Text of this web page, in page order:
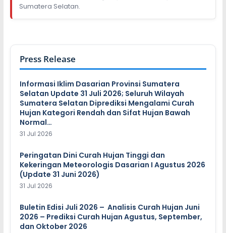
Sumatera Selatan.
Press Release
Informasi Iklim Dasarian Provinsi Sumatera
Selatan Update 31 Juli 2026; Seluruh Wilayah
Sumatera Selatan Diprediksi Mengalami Curah
Hujan Kategori Rendah dan Sifat Hujan Bawah
Normal…
31 Jul 2026
Peringatan Dini Curah Hujan Tinggi dan
Kekeringan Meteorologis Dasarian I Agustus 2026
(Update 31 Juni 2026)
31 Jul 2026
Buletin Edisi Juli 2026 – Analisis Curah Hujan Juni
2026 – Prediksi Curah Hujan Agustus, September,
dan Oktober 2026